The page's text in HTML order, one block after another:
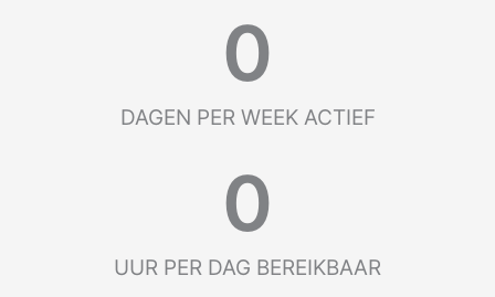
DAGEN PER WEEK ACTIEF
0
UUR PER DAG BEREIKBAAR
0